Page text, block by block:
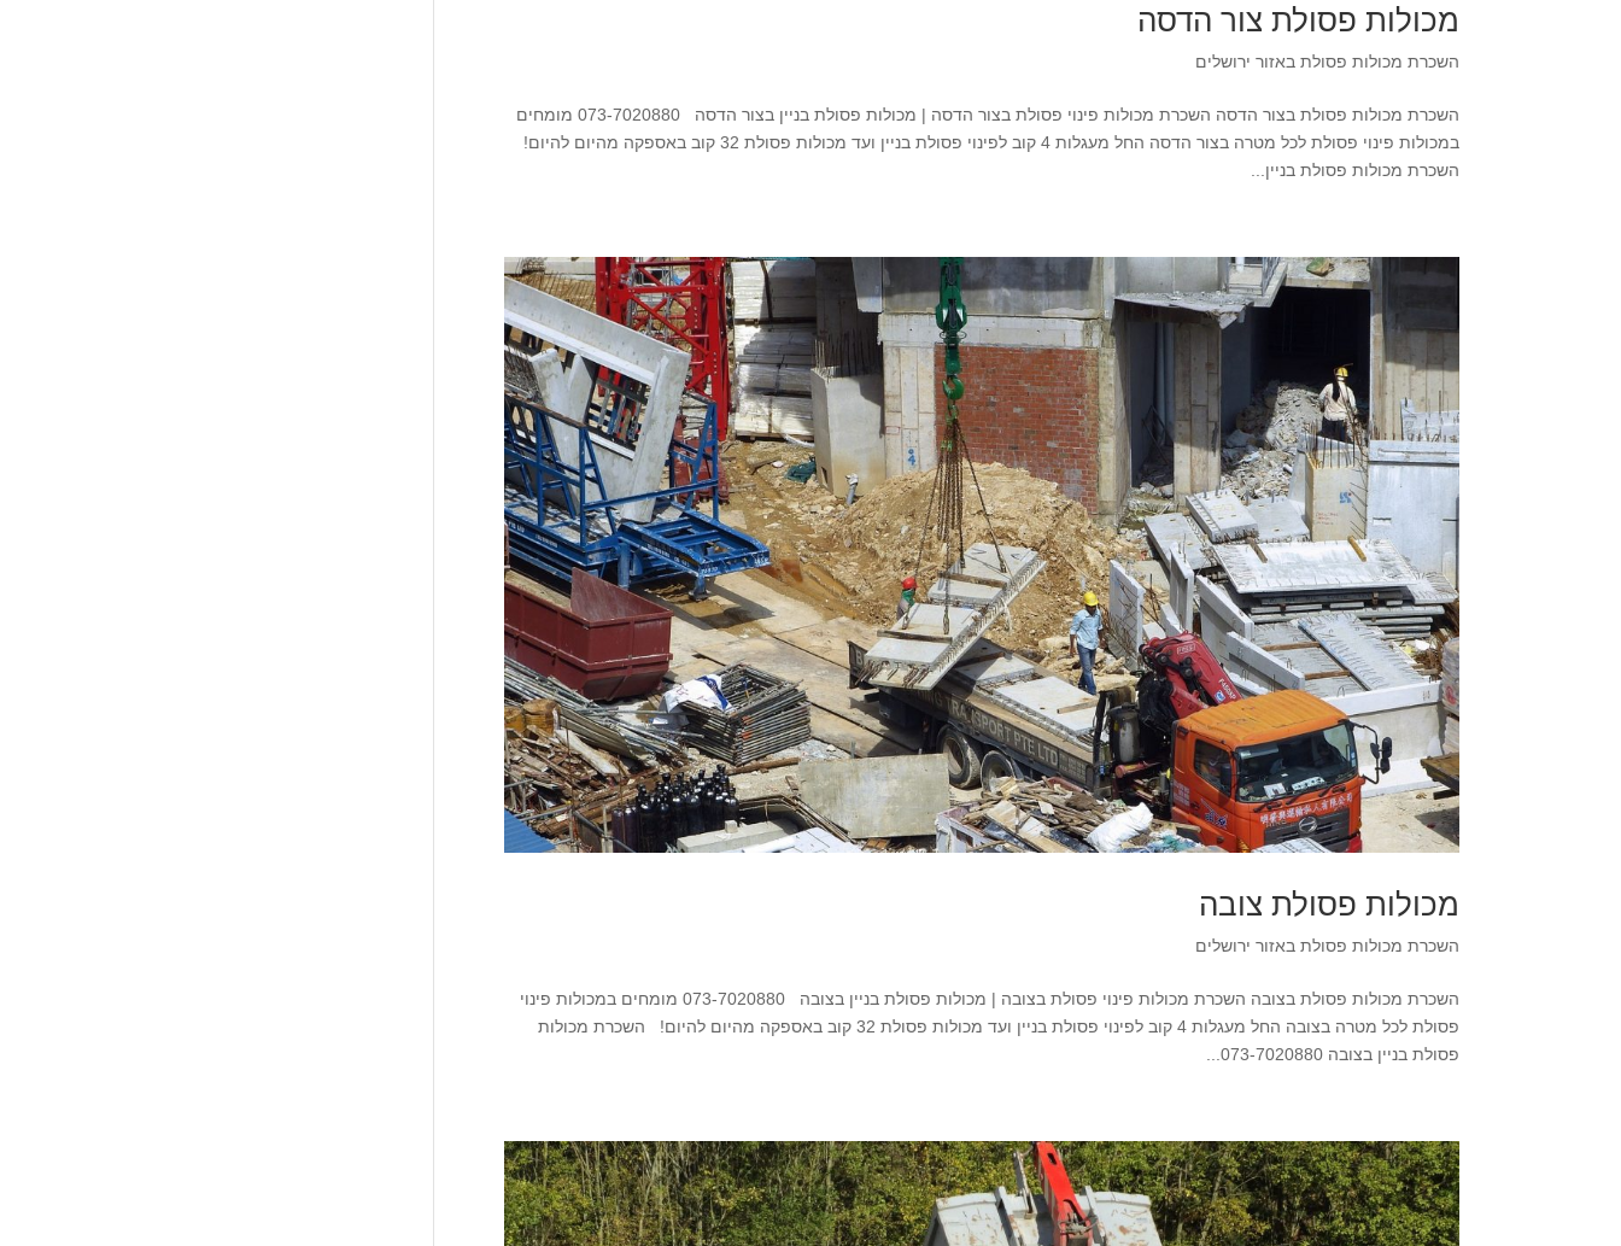
מכולות פסולת צור הדסה
השכרת מכולות פסולת באזור ירושלים
השכרת מכולות פסולת בצור הדסה השכרת מכולות פינוי פסולת בצור הדסה | מכולות פסולת בניין בצור הדסה 073-7020880 מומחים
במכולות פינוי פסולת לכל מטרה בצור הדסה החל מעגלות 4 קוב לפינוי פסולת בניין ועד מכולות פסולת 32 קוב באספקה מהיום להיום!
השכרת מכולות פסולת בניין...
מכולות פסולת צובה
השכרת מכולות פסולת באזור ירושלים
השכרת מכולות פסולת בצובה השכרת מכולות פינוי פסולת בצובה | מכולות פסולת בניין בצובה 073-7020880 מומחים במכולות פינוי
פסולת לכל מטרה בצובה החל מעגלות 4 קוב לפינוי פסולת בניין ועד מכולות פסולת 32 קוב באספקה מהיום להיום! השכרת מכולות
פסולת בניין בצובה 073-7020880...